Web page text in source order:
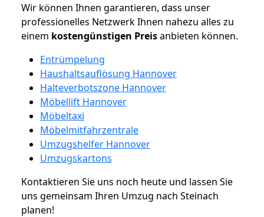
Wir können Ihnen garantieren, dass unser
professionelles Netzwerk Ihnen nahezu alles zu
einem kostengünstigen Preisanbieten können.
Entrümpelung
Haushaltsauflösung Hannover
Halteverbotszone Hannover
Möbellift Hannover
Möbeltaxi
Möbelmitfahrzentrale
Umzugshelfer Hannover
Umzugskartons
Kontaktieren Sie uns noch heute und lassen Sie
uns gemeinsam Ihren Umzug nach Steinach
planen!